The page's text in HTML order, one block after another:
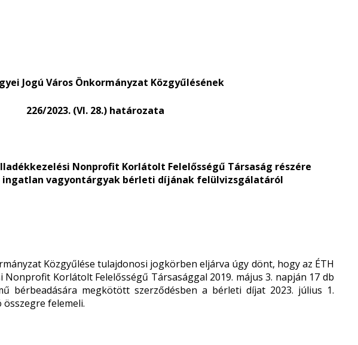
Jogú Város Önkormányzat Közgyűlésének
226/2023. (VI. 28.) határozata
Nonprofit Korlátolt Felelősségű Társaság részére
ingatlan vagyontárgyak bérleti díjának felülvizsgálatáról
Közgyűlése tulajdonosi jogkörben eljárva úgy dönt, hogy az ÉTH
Nonprofit Korlátolt Felelősségű Társasággal 2019. május 3. napján 17 db
bérbeadására megkötött szerződésben a bérleti díjat 2023. július 1.
összegre felemeli.